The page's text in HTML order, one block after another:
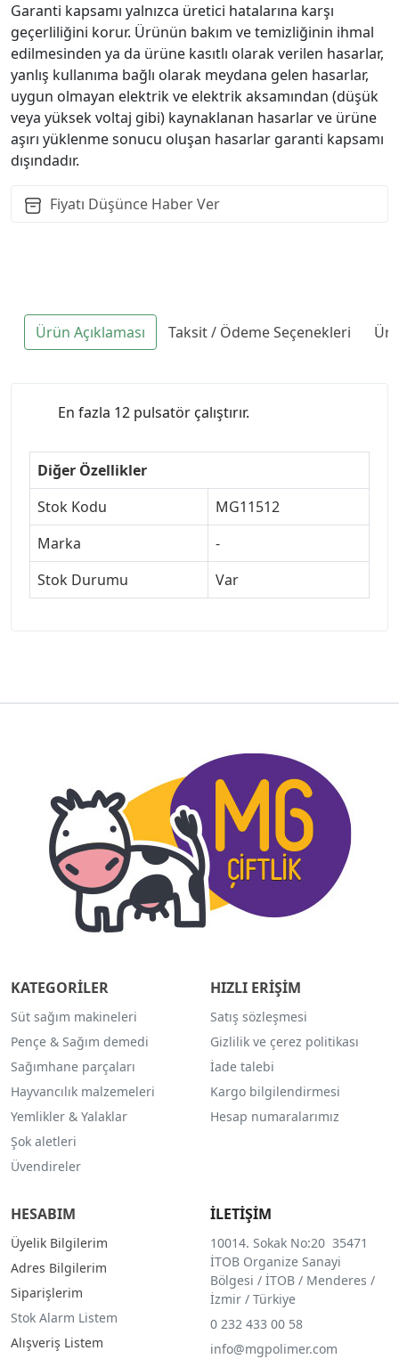
Garanti kapsamı yalnızca üretici hatalarına karşı
geçerliliğini korur. Ürünün bakım ve temizliğinin ihmal
edilmesinden ya da ürüne kasıtlı olarak verilen hasarlar,
yanlış kullanıma bağlı olarak meydana gelen hasarlar,
uygun olmayan elektrik ve elektrik aksamından (düşük
veya yüksek voltaj gibi) kaynaklanan hasarlar ve ürüne
aşırı yüklenme sonucu oluşan hasarlar garanti kapsamı
dışındadır.
Fiyatı Düşünce Haber Ver
Ürün Açıklaması Taksit / Ödeme Seçenekleri
En fazla 12 pulsatör çalıştırır.
Diğer Özellikler
Stok Kodu
MG11512
Marka
-
Stok Durumu
Var
KATEGORİLER
Süt sağım makineleri
Pençe & Sağım demedi
Sağımhane parçaları
Hayvancılık malzemeleri
Yemlikler & Yalaklar
Şok aletleri
Üvendireler
HIZLI ERİŞİM
Satış sözleşmesi
Gizlilik ve çerez politikası
İade talebi
Kargo bilgilendirmesi
Hesap numaralarımız
HESABIM
Üyelik Bilgilerim
Adres Bilgilerim
Siparişlerim
Stok Alarm Listem
Alışveriş Listem
İLETİŞİM
10014. Sokak No:20 35471
İTOB Organize Sanayi
Bölgesi / İTOB / Menderes /
İzmir / Türkiye
0 232 433 00 58
info@mgpolimer.com